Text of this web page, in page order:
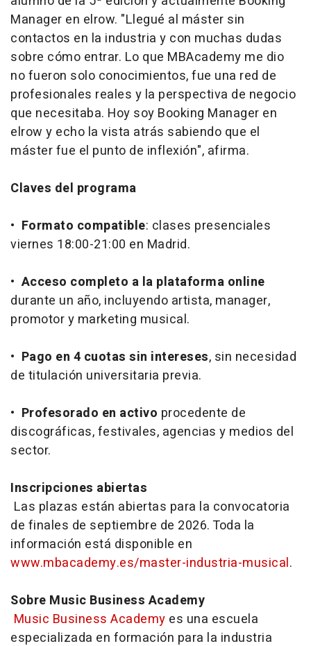
Manager en elrow. "Llegué al máster sin
contactos en la industria y con muchas dudas
sobre cómo entrar. Lo que MBAcademy me dio
no fueron solo conocimientos, fue una red de
profesionales reales y la perspectiva de negocio
que necesitaba. Hoy soy Booking Manager en
elrow y echo la vista atrás sabiendo que el
máster fue el punto de inflexión", afirma.
Claves del programa
• Formato compatible: clases presenciales
viernes 18:00-21:00 en Madrid.
• Acceso completo a la plataforma online
durante un año, incluyendo artista, manager,
promotor y marketing musical.
• Pago en 4 cuotas sin intereses, sin necesidad
de titulación universitaria previa.
• Profesorado en activo procedente de
discográficas, festivales, agencias y medios del
sector.
Inscripciones abiertas
Las plazas están abiertas para la convocatoria
de finales de septiembre de 2026. Toda la
información está disponible en
www.mbacademy.es/master-industria-musical.
Sobre Music Business Academy
Music Business Academy es una escuela
especializada en formación para la industria